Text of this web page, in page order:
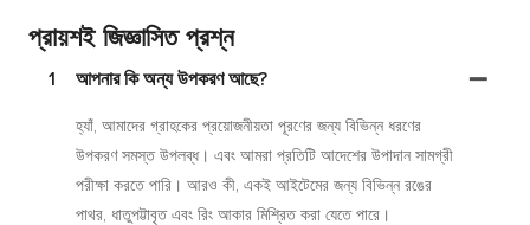
প্রায়শই জিজ্ঞাসিত প্রশ্ন
1 আপনার কি অন্য উপকরণ আছে?
হ্যাঁ, আমাদের গ্রাহকের প্রয়োজনীয়তা পূরণের জন্য বিভিন্ন ধরণের
উপকরণ সমস্ত উপলব্ধ। এবং আমরা প্রতিটি আদেশের উপাদান সামগ্রী
পরীক্ষা করতে পারি। আরও কী, একই আইটেমের জন্য বিভিন্ন রঙের
পাথর, ধাতুপট্টাবৃত এবং রিং আকার মিশ্রিত করা যেতে পারে।